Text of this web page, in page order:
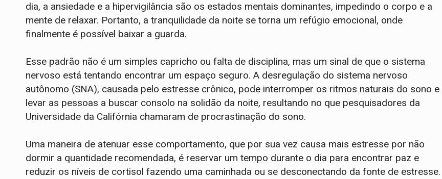
dia, a ansiedade e a hipervigilância são os estados mentais dominantes, impedindo o corpo e a
mente de relaxar. Portanto, a tranquilidade da noite se torna um refúgio emocional, onde
finalmente é possível baixar a guarda.
Esse padrão não é um simples capricho ou falta de disciplina, mas um sinal de que o sistema
nervoso está tentando encontrar um espaço seguro. A desregulação do sistema nervoso
autônomo (SNA), causada pelo estresse crônico, pode interromper os ritmos naturais do sono e
levar as pessoas a buscar consolo na solidão da noite, resultando no que pesquisadores da
Universidade da Califórnia chamaram de procrastinação do sono.
Uma maneira de atenuar esse comportamento, que por sua vez causa mais estresse por não
dormir a quantidade recomendada, é reservar um tempo durante o dia para encontrar paz e
reduzir os níveis de cortisol fazendo uma caminhada ou se desconectando da fonte de estresse.